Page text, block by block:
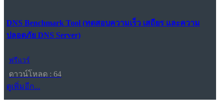
DNS Benchmark Tool (ทดสอบความเร็ว เสถียร และความ
ปลอดภัย DNS Server)
ฟรีแวร์
ดาวน์โหลด : 64
ดูเพิ่มอีก...